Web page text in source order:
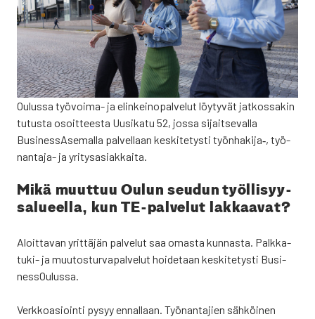
Oulus­sa työ­voi­ma- ja elin­kei­no­pal­ve­lut löy­ty­vät jat­kos­sa­kin
tutus­ta osoit­tees­ta Uusi­ka­tu 52, jos­sa sijait­se­val­la
Business­Asemalla pal­vel­laan kes­ki­te­tys­ti työnhakija‑, työ­
nan­ta­ja- ja yri­tys­asiak­kai­ta.
Mikä muut­tuu Oulun seu­dun työl­li­syy­
sa­lu­eel­la, kun TE-pal­ve­lut lak­kaa­vat?
Aloit­ta­van yrit­tä­jän pal­ve­lut saa omas­ta kun­nas­ta. Palk­ka­
tu­ki- ja muu­tos­tur­va­pal­ve­lut hoi­de­taan kes­ki­te­tys­ti Busi­
nes­sOu­lus­sa.
Verk­ko­asioin­ti pysyy ennal­laan. Työ­nan­ta­jien säh­köi­nen